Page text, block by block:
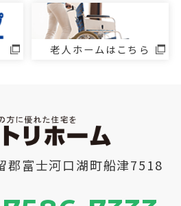
老人ホームはこちら
郡富士河口湖町船津7518